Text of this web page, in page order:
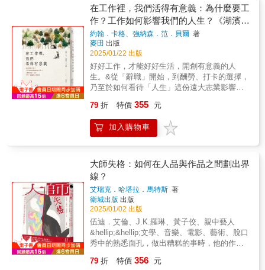
炮打開，中國文化由自信轉入自卑，陷入迷
茫，無數知識分子為之不斷探索，西學東漸。
時至今日，我們對世界的理解和認識，已經完
全建立在西方的思維方式之上。」這段話精準
地概括了近代以來中國文化所面臨的困境。
《文化自省》正是在這樣一個背景下，試圖引
導讀者重新審視中國傳統文化的價值，尋找其
在當代社會的意義。 作者並非鼓吹全盤回
歸傳統，而是在承認西方文明優勢的同時，挖
掘和闡釋中國傳統文化中被忽視的智慧。他認
為，中國傳統文化中蘊藏著巨大的優勢，只是
我們還沒有找到合適的方式將其表達和展示出
來。書中提及AMD與NVIDIA的崛起可能與中國
傳統文化有著潛在的聯繫，雖然這一觀點大膽
方文化交流與融合的可能性。 《文化自
省》是一本視角獨特、思考深刻的文化評論著
作。它沒有學術的壁壘，卻充滿了對現實的關
懷和對未來的期許。無論你是對中國傳統文化
抱有濃厚興趣，還是對當前社會現象感到困
惑，都能從本書中獲得啟發與思考。它像一位
真誠的朋友，引導你撥開迷霧，重新認識我們
自身的文化底蘊，並在東西方文化的碰撞與交
客思出版社誠摯推薦王超先生的《文化自
影分析、電腦科學、心理學、賽局理論與遊戲
研究，剖析電玩如何透過規則與玩家互動、如
何引導玩家想像虛構的世界，最終參透電玩的
本質。▁▂▃▄▅▆▇██▇▆▅▄▃▂▁衛城出
版◇全新書系登場#Beneath 閱讀地下城
Beneath是遊戲與知識相遇的書系，這裡有使命
的召喚，真實的虛幻，科技與魔法的盛宴，還
有創造文明的體驗。在夢境般的世界，探索藝
城。０１ 《電玩的本質：遊走於真實規則與
虛構世界的藝術》 2025.02出版０２ 《電玩
與政治：遊戲產業如何悄悄改變世界》 即將
推出０３ 《面對失敗：電玩教會我的事》
事》 即將推出
發展更豐富的國家經濟想像？洪財隆是一名深
具人文關懷的經濟學家，曾長期擔任台灣經貿
政策幕僚。過去八年，他在公平交易委員會任
職，見證台灣在劇烈變動中，轉型成珍視經濟
自主與韌性的國家。面對當前台灣的挑戰，洪
財隆提出「以人為本」的經濟觀，強調真正的
經濟發展，應該更全面看見人的需求，為經濟
成長注入平等、效率、安全、民主、幸福等多
元想像；對於每一位關心台灣當前局勢的人
們，他更以「壓力下的優雅」的應變姿態，鼓
織的能動性。本書以睿智知性筆觸，結合洪財
隆在公平會的實務經驗，深刻剖析台灣經濟
「轉大人」的關鍵下一步，引領我們共同思
何脫胎換骨？ 國家韌性從何而來？從平等效
率與社會人文衡量經濟價值 面對民粹主義與
政治兩極化崛起，如何思索因應方針？ 數位
時代，台灣如何加強對跨國科技巨擘的經濟治
理？ 知識、能動性、不怕尷尬的勇氣，獨立
機關造福公眾的三大心法 跟著前總統李登輝
腳步，重探台灣經濟發展的「人本」足跡
在工作裡，我們活得有意義：為什麼要工
作？工作如何影響我們的人生？《湖濱散
記》作者亨利.梭羅的工作哲學
約翰．卡格、強納森．范．貝爾 著
麥田 出版
2025/01/22 出版
好好工作，才能好好生活，開創有意義的人
生。&從「辭職」開始，到酬勞、打卡的選擇，
乃至於如何看待「人生」這份遠大志業影響力
新校準工作的意義&&★亞馬遜4.7分好評
★★《科克斯書評》《華盛頓郵報》《華爾街
日報》《出版人週刊》等媒體讚嘆★&&& & &
& &周詠盛（哲學開箱文版主、國立體育大學兼
任助理教授）& & & &黃星樺（Podcast讀書節
目「衣櫥裡的讀者」主持人）& & & &鄭凱元
（哲學新媒體創辦人、執行長）& & & &盧郁佳
（作家）──（按姓氏筆畫順序排列）&&從《湖
濱散記》、《公民不服從》等經典著述，到一
生的人權運動與經濟思索，影響了托爾斯泰、
甘地等數百年一代又一代頂尖心靈的哲學家梭
羅，原來，他所有的思考核心都在這樣的一句
話裡──&& & & & & & & &「在工作裡，我們如
79 折 特價 355 元
加入購物車
大師失格：如何在人品與作品之間劃出界
線？
艾瑞克．哈塔拉．馬特斯 著
衛城出版 出版
2025/01/02 出版
伍迪．艾倫、J.K.羅琳、黃子佼、親中藝人
&hellip;&hellip;文學、音樂、電影、藝術、脫口
秀中的熟悉面孔，做出糟糕的事時，他的作品
價能分開嗎？欣賞敗德創作者的作品，錯了
79 折 特價 356 元